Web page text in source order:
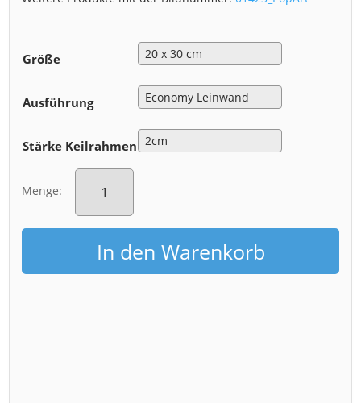
Größe
Ausführung
Stärke Keilrahmen
Menge:
Leinwand
(01423-
Menge
In den Warenkorb